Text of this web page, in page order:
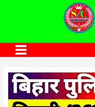
SARKARI CENTER
www.sarkaricenter.com
Main
Menu